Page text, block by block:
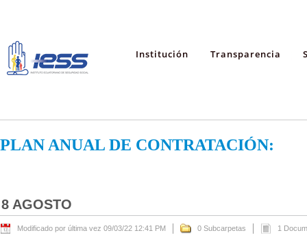
Institución Transparencia
PLAN ANUAL DE CONTRATACIÓN:
8 AGOSTO
Modificado por última vez 09/03/22 12:41 PM 0 Subcarpetas 1